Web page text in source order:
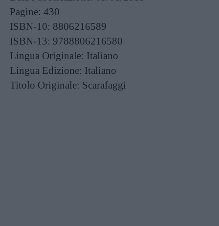
Pagine: 430
ISBN-10: 8806216589
ISBN-13: 9788806216580
Lingua Originale: Italiano
Lingua Edizione: Italiano
Titolo Originale: Scarafaggi